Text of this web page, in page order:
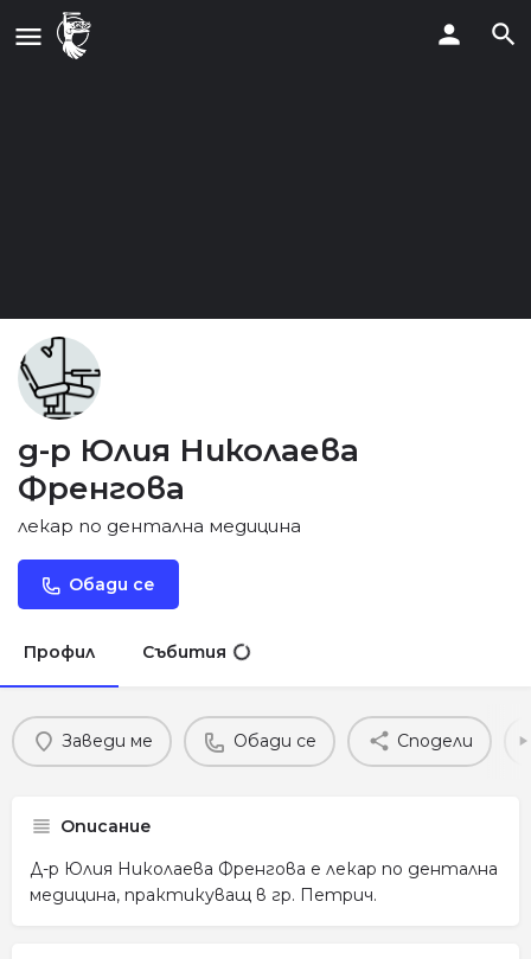
д-р Юлия Николаева
Френгова
лекар по дентална медицина
Обади се
Профил Събития
Заведи ме Обади се Сподели
Описание
Д-р Юлия Николаева Френгова е лекар по дентална
медицина, практикуващ в гр. Петрич.